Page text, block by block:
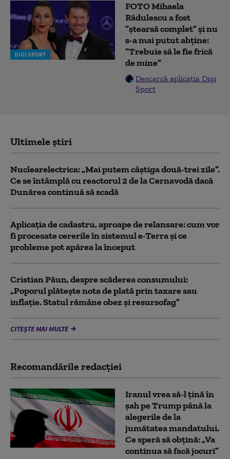
DIGI SPORT
FOTO Mihaela
Rădulescu a fost
”ștearsă complet” și nu
s-a mai putut abține:
”Trebuie să le fie frică
de mine”
Descarcă aplicația Digi
Sport
Ultimele știri
Nuclearelectrica: „Mai putem câștiga două-trei zile”.
Ce se întâmplă cu reactorul 2 de la Cernavodă dacă
Dunărea continuă să scadă
Aplicația de cadastru, aproape de relansare: cum vor
fi procesate cererile în sistemul e-Terra și ce
probleme pot apărea la început
Cristian Păun, despre scăderea consumului:
„Poporul plătește nota de plată prin taxare sau
inflație. Statul rămâne obez și resursofag”
CITEȘTE MAI MULTE
Recomandările redacţiei
Iranul vrea să-l țină în
șah pe Trump până la
alegerile de la
jumătatea mandatului.
Ce speră să obțină: „Va
continua să facă jocuri”